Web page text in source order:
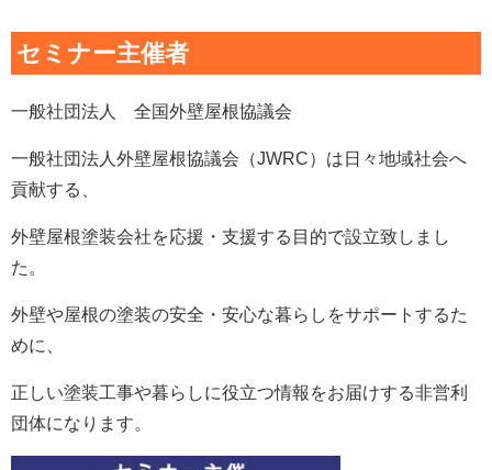
セミナー主催者
一般社団法人 全国外壁屋根協議会
一般社団法人外壁屋根協議会（JWRC）は日々地域社会へ
貢献する、
外壁屋根塗装会社を応援・支援する目的で設立致しまし
た。
外壁や屋根の塗装の安全・安心な暮らしをサポートするた
めに、
正しい塗装工事や暮らしに役立つ情報をお届けする非営利
団体になります。